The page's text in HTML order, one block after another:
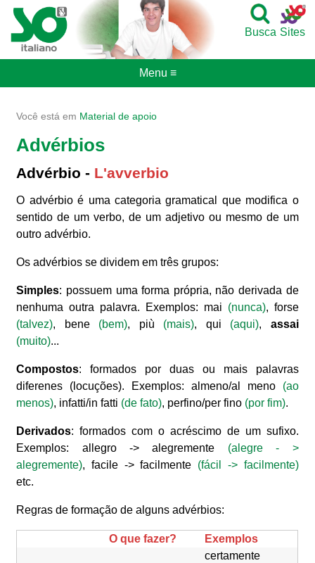
Sites
Busca
Você está em Material de apoio
Advérbios
Advérbio - L'avverbio
O advérbio é uma categoria gramatical que modifica o
sentido de um verbo, de um adjetivo ou mesmo de um
outro advérbio.
Os advérbios se dividem em três grupos:
Simples: possuem uma forma própria, não derivada de
nenhuma outra palavra. Exemplos: mai (nunca), forse
(talvez), bene (bem), più (mais), qui (aqui), assai
(muito)...
Compostos: formados por duas ou mais palavras
diferenes (locuções). Exemplos: almeno/al meno (ao
menos), infatti/in fatti (de fato), perfino/per fino (por fim).
Derivados: formados com o acréscimo de um sufixo.
Exemplos: allegro -> alegremente (alegre - >
alegremente), facile -> facilmente (fácil -> facilmente)
etc.
Regras de formação de alguns advérbios:
O que fazer? Exemplos
certamente